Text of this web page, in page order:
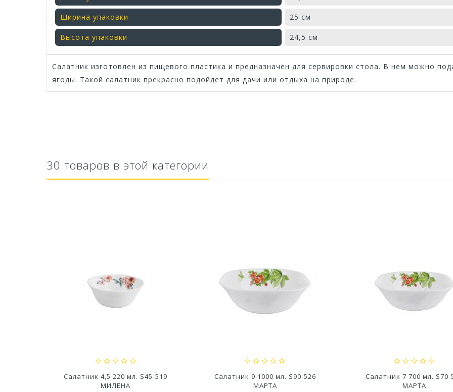
Ширина упаковки 25 см
Высота упаковки 24,5 см
Салатник изготовлен из пищевого пластика и предназначен для сервировки стола. В нем можно
ягоды. Такой салатник прекрасно подойдет для дачи или отдыха на природе.
Ускоритель компоста 60гр
Средство для септического
резервуара и для...
Средство для выгребных
800мл
30 товаров в этой категории
Салатник 9 1000 мл. S90-526
МАРТА
Салатник 7 700 мл. S70-524
МАРТА
Салатник 6 400 мл. S60-
МАРТА